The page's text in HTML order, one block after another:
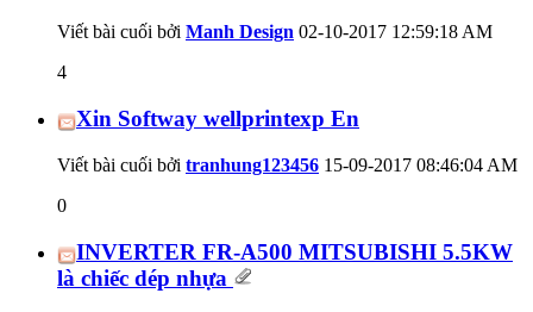
Viết bài cuối bởi Manh Design 02-10-2017 12:59:18 AM
4
Xin Softway wellprintexp En
Viết bài cuối bởi tranhung123456 15-09-2017 08:46:04 AM
0
INVERTER FR-A500 MITSUBISHI 5.5KW
là chiếc dép nhựa